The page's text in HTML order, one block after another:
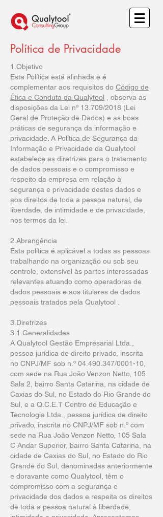
Política de Privacidade
1.Objetivo
Esta Política está alinhada e é
complementar aos requisitos do Código de
Ética e Conduta da Qualytool , observa as
disposições da Lei nº 13.709/2018 (Lei
Geral de Proteção de Dados) e as boas
práticas de segurança da informação e
privacidade. A Política de Segurança da
Informação e Privacidade da Qualytool
estabelece as diretrizes para o tratamento
de dados pessoais e o compromisso e
respeito da empresa em relação à
segurança e privacidade destes dados e
aos direitos de toda a pessoa natural, de
liberdade, de intimidade e de privacidade,
nos termos da lei.
2.Abrangência
Esta política é aplicável a todas as pessoas
trabalhando na organização ou sob seu
controle, extensível às partes interessadas
relevantes atuando como operadoras de
dados pessoais e aos titulares de dados
pessoais tratados pela Qualytool .
3.Diretrizes
3.1.Generalidades
A Qualytool Gestão Empresarial Ltda.,
pessoa jurídica de direito privado, inscrita
no CNPJ/MF sob n.º 04.490.347/0001-10,
com sede na Rua João Venzon Netto, 105
Sala 2, bairro Santa Catarina, na cidade de
Caxias do Sul, no Estado do Rio Grande do
Sul, e a Q.C.E.T Centro de Educação e
Tecnologia Ltda., pessoa jurídica de direito
privado, inscrita no CNPJ/MF sob n.º com
sede na Rua João Venzon Netto, 105 Sala
C Andar Superior, bairro Santa Catarina, na
cidade de Caxias do Sul, no Estado do Rio
Grande do Sul, denominadas anteriormente
e doravante como Qualytool, têm o
compromisso com a segurança e
privacidade dos dados e respeita os direitos
de toda a pessoa natural à liberdade,